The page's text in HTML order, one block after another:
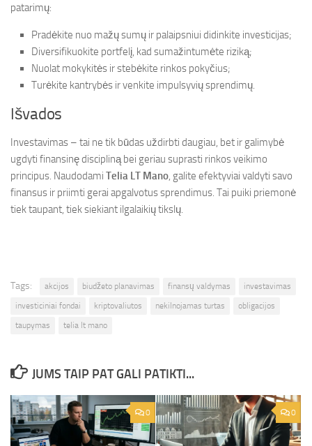
patarimų:
Pradėkite nuo mažų sumų ir palaipsniui didinkite investicijas;
Diversifikuokite portfelį, kad sumažintumėte riziką;
Nuolat mokykitės ir stebėkite rinkos pokyčius;
Turėkite kantrybės ir venkite impulsyvių sprendimų.
Išvados
Investavimas – tai ne tik būdas uždirbti daugiau, bet ir galimybė
ugdyti finansinę discipliną bei geriau suprasti rinkos veikimo
principus. Naudodami Telia LT Mano, galite efektyviai valdyti savo
finansus ir priimti gerai apgalvotus sprendimus. Tai puiki priemonė
tiek taupant, tiek siekiant ilgalaikių tikslų.
Tags: akcijos biudžeto planavimas finansų valdymas
investavimas
investiciniai fondai
kriptovaliutos nekilnojamas turtas
obligacijos
taupymas
telia lt mano
JUMS TAIP PAT GALI PATIKTI...
0 0